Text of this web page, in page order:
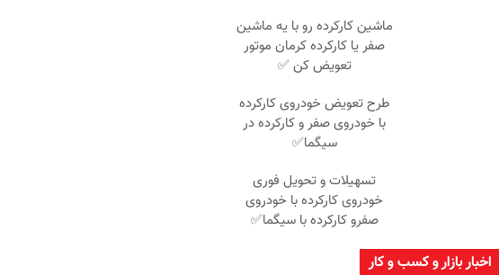
ماشین کارکرده رو با یه ماشین
صفر یا کارکرده کرمان موتور
تعویض کن ✅
طرح تعویض خودروی کارکرده
با خودروی صفر و کارکرده در
سیگما✅
تسهیلات و تحویل فوری
خودروی کارکرده با خودروی
صفرو کارکرده با سیگما✅
اخبار بازار و کسب و کار